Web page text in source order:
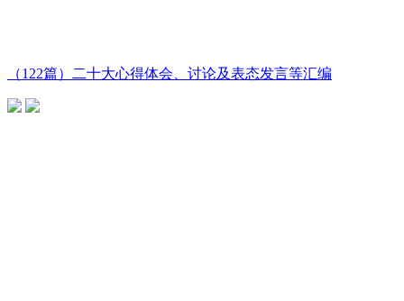
（122篇）二十大心得体会、讨论及表态发言等汇编